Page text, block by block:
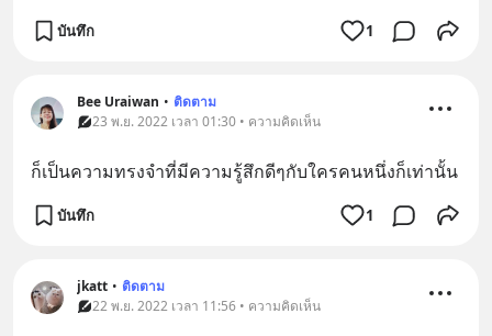
บันทึก 1
Bee Uraiwan • ติดตาม
23 พ.ย. 2022 เวลา 01:30 • ความคิดเห็น
ก็เป็นความทรงจำที่มีความรู้สึกดีๆกับใครคนหนึ่งก็เท่านั้น
บันทึก 1
jkatt • ติดตาม
22 พ.ย. 2022 เวลา 11:56 • ความคิดเห็น